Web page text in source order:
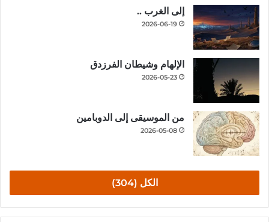
إلى الغرب ..
2026-06-19
الإلهام وشيطان الفرزدق
2026-05-23
من الموسيقى إلى الدوبامين
2026-05-08
الكل (304)